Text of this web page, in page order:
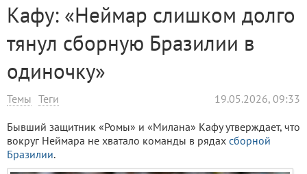
Кафу: «Неймар слишком долго
тянул сборную Бразилии в
одиночку»
Темы Теги 19.05.2026, 09:33
Бывший защитник «Ромы» и «Милана» Кафу утверждает, что
вокруг Неймара не хватало команды в рядах сборной
Бразилии.